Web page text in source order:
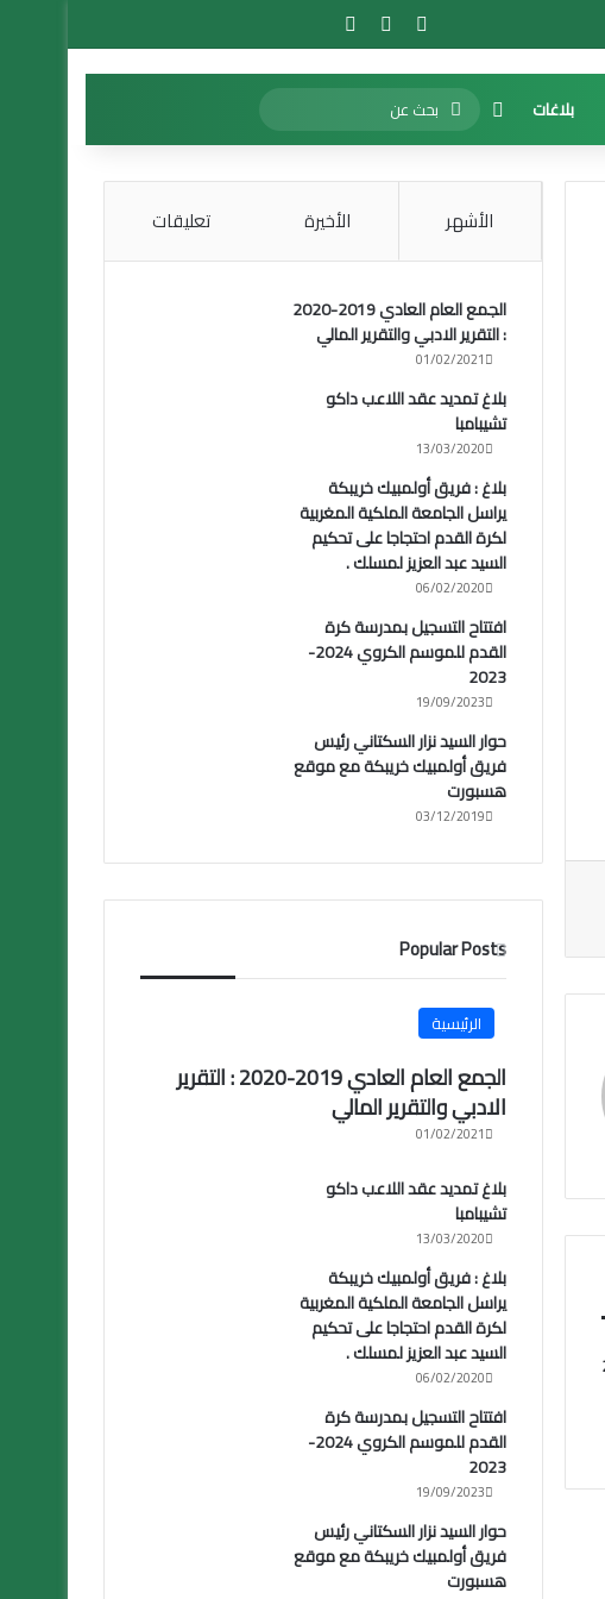
تسجيل الدخولمقال عشوائي
بلاغات الوضع المظلم
بحث
عن
الأشهر الأخيرة تعليقات
الجمع العام العادي 2019-2020
: التقرير الادبي والتقرير المالي
01/02/2021
بلاغ تمديد عقد اللاعب داكو
تشيبامبا
13/03/2020
بلاغ : فريق أولمبيك خريبكة
يراسل الجامعة الملكية المغربية
لكرة القدم احتجاجا على تحكيم
السيد عبد العزيز لمسلك .
06/02/2020
افتتاح التسجيل بمدرسة كرة
القدم للموسم الكروي 2024-
2023
19/09/2023
حوار السيد نزار السكتاني رئيس
فريق أولمبيك خريبكة مع موقع
هسبورت
03/12/2019
Popular Posts
الرئيسية
الجمع العام العادي 2019-2020 : التقرير
الادبي والتقرير المالي
01/02/2021
بلاغ تمديد عقد اللاعب داكو
تشيبامبا
13/03/2020
بلاغ : فريق أولمبيك خريبكة
يراسل الجامعة الملكية المغربية
لكرة القدم احتجاجا على تحكيم
السيد عبد العزيز لمسلك .
06/02/2020
افتتاح التسجيل بمدرسة كرة
القدم للموسم الكروي 2024-
2023
19/09/2023
حوار السيد نزار السكتاني رئيس
فريق أولمبيك خريبكة مع موقع
هسبورت